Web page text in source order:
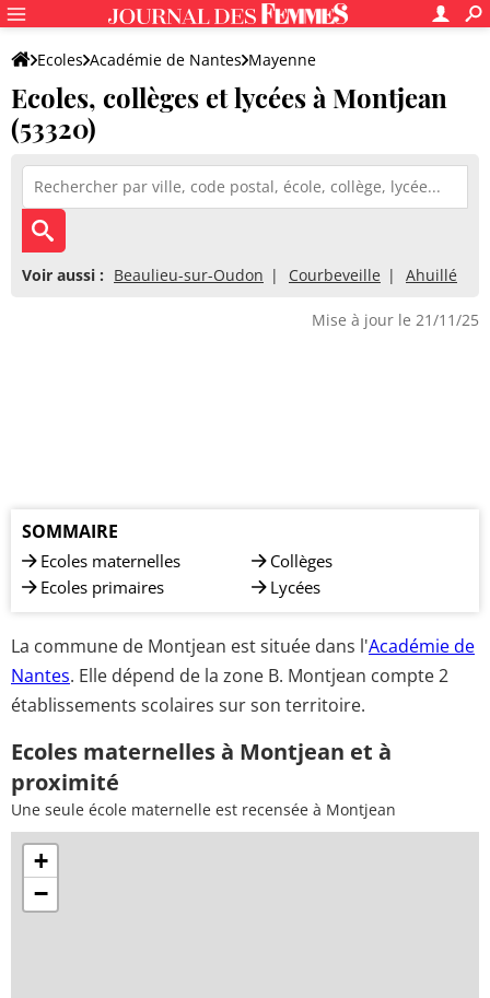
Ecoles Académie de Nantes Mayenne
Ecoles, collèges et lycées à Montjean
(53320)
Voir aussi : Beaulieu-sur-Oudon Courbeveille Ahuillé
Mise à jour le 21/11/25
SOMMAIRE
Ecoles maternelles
Ecoles primaires
Collèges
Lycées
La commune de Montjean est située dans l'Académie de
Nantes. Elle dépend de la zone B. Montjean compte 2
établissements scolaires sur son territoire.
Ecoles maternelles à Montjean et à
proximité
Une seule école maternelle est recensée à Montjean
+
−